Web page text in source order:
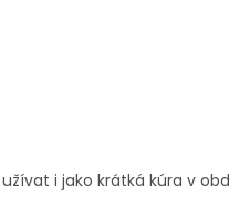
i jako krátká kúra v